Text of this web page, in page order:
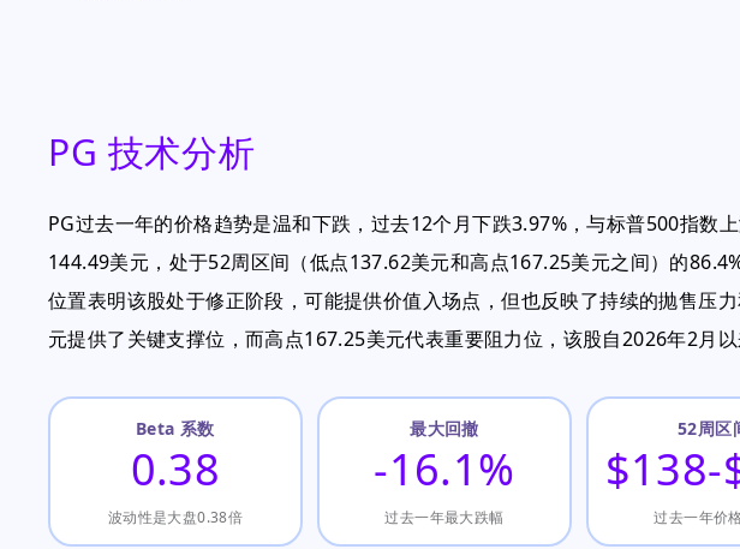
PG 技术分析
PG过去一年的价格趋势是温和下跌，过去12个月下跌3.97%，与标普500指数
144.49美元，处于52周区间（低点137.62美元和高点167.25美元之间）的
位置表明该股处于修正阶段，可能提供价值入场点，但也反映了持续的抛售压
元提供了关键支撑位，而高点167.25美元代表重要阻力位，该股自2026年2月以
Beta 系数
0.38
波动性是大盘0.38倍
最大回撤
-16.1%
过去一年最大跌幅
52周区
$138-
过去一年价